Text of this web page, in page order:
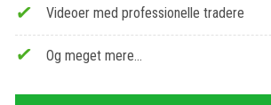
Videoer med professionelle tradere
Og meget mere…